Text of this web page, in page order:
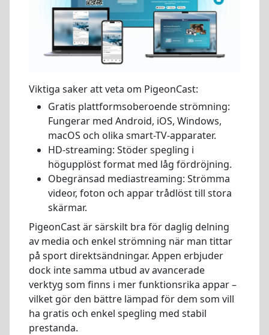
Viktiga saker att veta om PigeonCast:
Gratis plattformsoberoende strömning:
Fungerar med Android, iOS, Windows,
macOS och olika smart-TV-apparater.
HD-streaming: Stöder spegling i
högupplöst format med låg fördröjning.
Obegränsad mediastreaming: Strömma
videor, foton och appar trådlöst till stora
skärmar.
PigeonCast är särskilt bra för daglig delning
av media och enkel strömning när man tittar
på sport direktsändningar. Appen erbjuder
dock inte samma utbud av avancerade
verktyg som finns i mer funktionsrika appar –
vilket gör den bättre lämpad för dem som vill
ha gratis och enkel spegling med stabil
prestanda.